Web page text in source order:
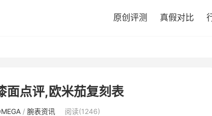
原创评测 真假对比
面点评,欧米茄复刻表
/ 腕表资讯 阅读(1246)